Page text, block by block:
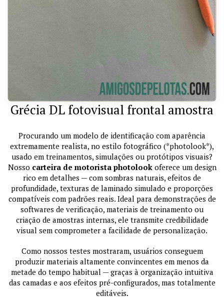
Grécia DL fotovisual frontal amostra
Procurando um modelo de identificação com aparência
extremamente realista, no estilo fotográfico (*photolook*),
usado em treinamentos, simulações ou protótipos visuais?
Nosso carteira de motorista photolookoferece um design
rico em detalhes — com sombras naturais, efeitos de
profundidade, texturas de laminado simulado e proporções
compatíveis com padrões reais. Ideal para demonstrações de
softwares de verificação, materiais de treinamento ou
criação de amostras internas, ele transmite credibilidade
visual sem comprometer a facilidade de personalização.
Como nossos testes mostraram, usuários conseguem
produzir materiais altamente convincentes em menos da
metade do tempo habitual — graças à organização intuitiva
das camadas e aos efeitos pré-configurados, mas totalmente
editáveis.